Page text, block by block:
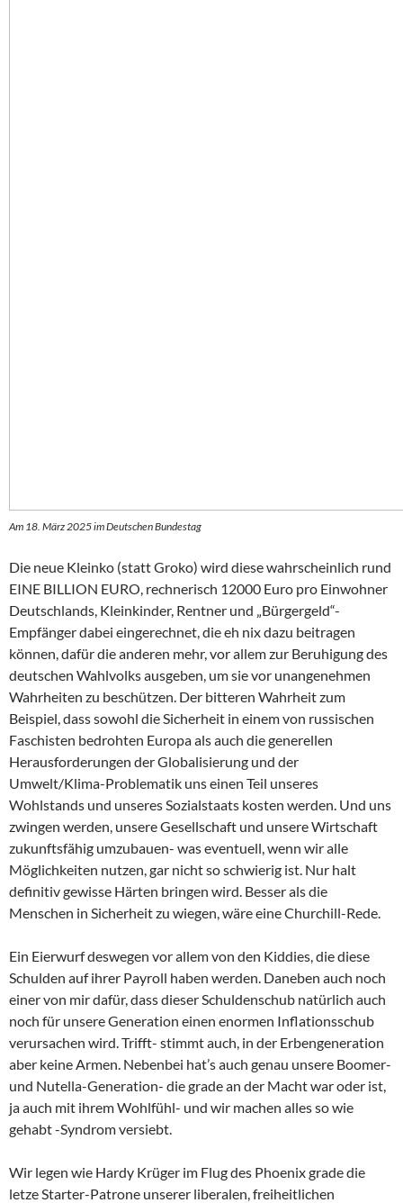
Am 18. März 2025 im Deutschen Bundestag
Die neue Kleinko (statt Groko) wird diese wahrscheinlich rund
EINE BILLION EURO, rechnerisch 12000 Euro pro Einwohner
Deutschlands, Kleinkinder, Rentner und „Bürgergeld“-
Empfänger dabei eingerechnet, die eh nix dazu beitragen
können, dafür die anderen mehr, vor allem zur Beruhigung des
deutschen Wahlvolks ausgeben, um sie vor unangenehmen
Wahrheiten zu beschützen. Der bitteren Wahrheit zum
Beispiel, dass sowohl die Sicherheit in einem von russischen
Faschisten bedrohten Europa als auch die generellen
Herausforderungen der Globalisierung und der
Umwelt/Klima-Problematik uns einen Teil unseres
Wohlstands und unseres Sozialstaats kosten werden. Und uns
zwingen werden, unsere Gesellschaft und unsere Wirtschaft
zukunftsfähig umzubauen- was eventuell, wenn wir alle
Möglichkeiten nutzen, gar nicht so schwierig ist. Nur halt
definitiv gewisse Härten bringen wird. Besser als die
Menschen in Sicherheit zu wiegen, wäre eine Churchill-Rede.
Ein Eierwurf deswegen vor allem von den Kiddies, die diese
Schulden auf ihrer Payroll haben werden. Daneben auch noch
einer von mir dafür, dass dieser Schuldenschub natürlich auch
noch für unsere Generation einen enormen Inflationsschub
verursachen wird. Trifft- stimmt auch, in der Erbengeneration
aber keine Armen. Nebenbei hat’s auch genau unsere Boomer-
und Nutella-Generation- die grade an der Macht war oder ist,
ja auch mit ihrem Wohlfühl- und wir machen alles so wie
gehabt -Syndrom versiebt.
Wir legen wie Hardy Krüger im Flug des Phoenix grade die
letze Starter-Patrone unserer liberalen, freiheitlichen